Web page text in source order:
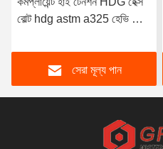
বোল্ট hdg astm a325 হেভি হেক্স
সেরা মূল্য পান